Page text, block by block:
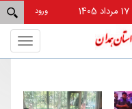
ورود